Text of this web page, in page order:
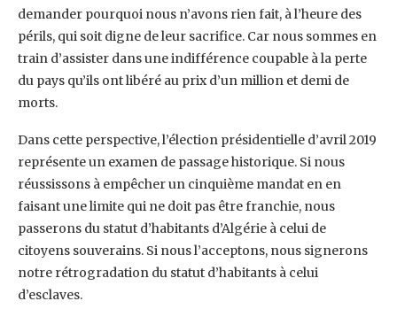
demander pourquoi nous n’avons rien fait, à l’heure des
périls, qui soit digne de leur sacrifice. Car nous sommes en
train d’assister dans une indifférence coupable à la perte
du pays qu’ils ont libéré au prix d’un million et demi de
morts.
Dans cette perspective, l’élection présidentielle d’avril 2019
représente un examen de passage historique. Si nous
réussissons à empêcher un cinquième mandat en en
faisant une limite qui ne doit pas être franchie, nous
passerons du statut d’habitants d’Algérie à celui de
citoyens souverains. Si nous l’acceptons, nous signerons
notre rétrogradation du statut d’habitants à celui
d’esclaves.